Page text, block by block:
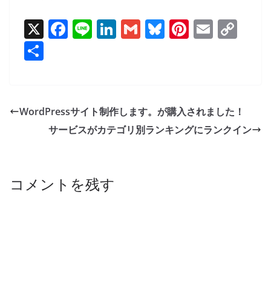
X F
b
o
Li Li
dI
n
G Bl
y
Pi
st
E
Li
n
WordPressサイト制作します。が購入されました！
サービスがカテゴリ別ランキングにランクイン
コメントを残す